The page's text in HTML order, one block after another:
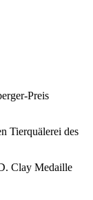
Preis
Tierquälerei des
Clay Medaille